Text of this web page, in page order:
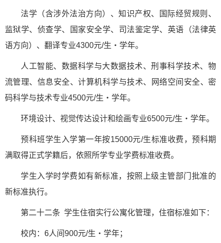
法学（含涉外法治方向）、知识产权、国际经贸规则、
监狱学、侦查学、国家安全学、司法鉴定学、英语（法律英
语方向）、翻译专业4300元/生・学年。
人工智能、数据科学与大数据技术、刑事科学技术、物
流管理、信息安全、计算机科学与技术、网络空间安全、密
码科学与技术专业4500元/生・学年。
环境设计、视觉传达设计和绘画专业6500元/生・学年。
预科班学生入学第一年按15000元/生标准收费，预科期
满取得正式学籍后，依照所学专业学费标准收费。
学生入学时学费如有新标准，按照上级主管部门批准的
新标准执行。
第二十二条 学生住宿实行公寓化管理，住宿标准如下：
校内：6人间900元/生・学年；